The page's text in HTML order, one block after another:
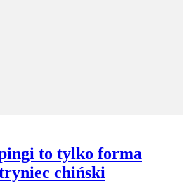
to tylko forma
chiński